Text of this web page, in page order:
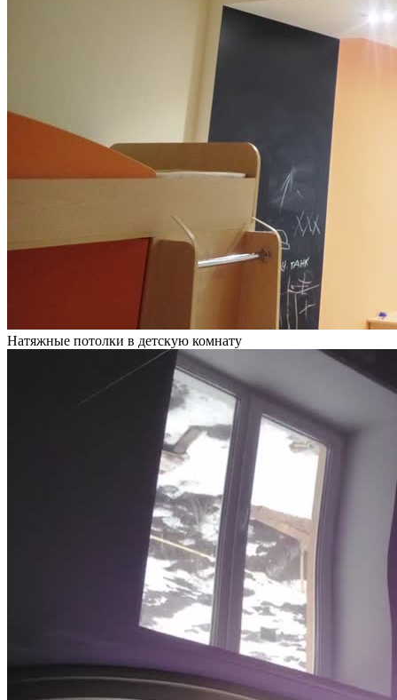
Натяжные потолки в детскую комнату